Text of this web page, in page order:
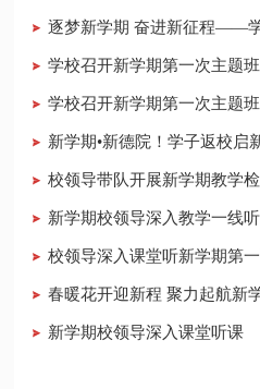
逐梦新学期 奋进新征程——
学校召开新学期第一次主题
学校召开新学期第一次主题
新学期•新德院！学子返校启
校领导带队开展新学期教学
新学期校领导深入教学一线
校领导深入课堂听新学期第
春暖花开迎新程 聚力起航新
​新学期校领导深入课堂听课